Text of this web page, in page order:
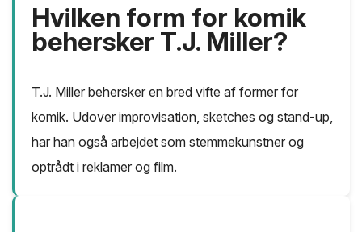
Hvilken form for komik
behersker T.J. Miller?
T.J. Miller behersker en bred vifte af former for
komik. Udover improvisation, sketches og stand-up,
har han også arbejdet som stemmekunstner og
optrådt i reklamer og film.